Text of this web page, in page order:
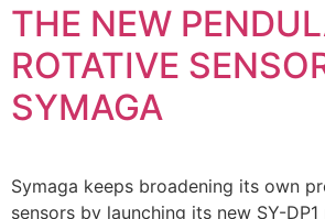
THE NEW
ROTATIVE
SYMAGA
Symaga keeps broadening its own
sensors by launching its new SY-